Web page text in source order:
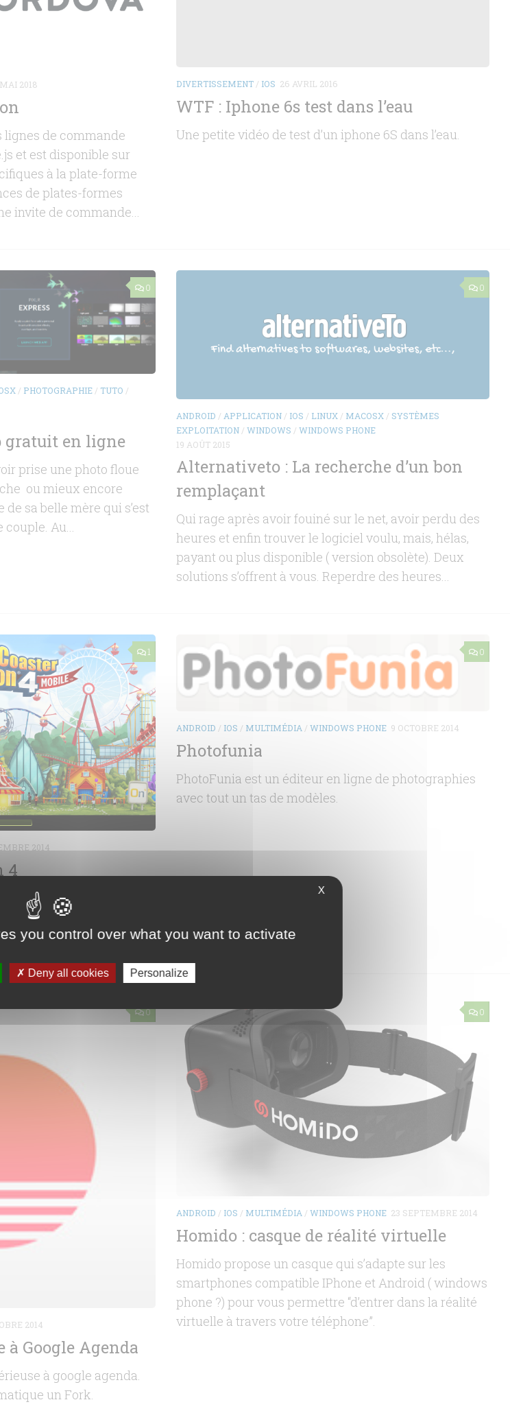
2018
lignes de commande
et est disponible sur
à la plate-forme
de plates-formes
invite de commande...
DIVERTISSEMENT / IOS 26 AVRIL 2016
WTF : Iphone 6s test dans l’eau
Une petite vidéo de test d’un iphone 6S dans l’eau.
0
/ PHOTOGRAPHIE / TUTO /
gratuit en ligne
prise une photo floue
ou mieux encore
sa belle mère qui s’est
Au...
0
ANDROID / APPLICATION / IOS / LINUX / MACOSX / SYSTÈMES
EXPLOITATION / WINDOWS / WINDOWS PHONE
19 AOÛT 2015
Alternativeto : La recherche d’un bon
remplaçant
Qui rage après avoir fouiné sur le net, avoir perdu des
heures et enfin trouver le logiciel voulu, mais, hélas,
payant ou plus disponible ( version obsolète). Deux
solutions s’offrent à vous. Reperdre des heures...
1
2014
4
tycoon revient avec
vous à vos siège,
0
ANDROID / IOS / MULTIMÉDIA / WINDOWS PHONE 9 OCTOBRE 2014
Photofunia
PhotoFunia est un éditeur en ligne de photographies
avec tout un tas de modèles.
0
2014
à Google Agenda
à google agenda.
un Fork.
0
ANDROID / IOS / MULTIMÉDIA / WINDOWS PHONE 23 SEPTEMBRE 2014
Homido : casque de réalité virtuelle
Homido propose un casque qui s’adapte sur les
smartphones compatible IPhone et Android ( windows
phone ?) pour vous permettre “d’entrer dans la réalité
virtuelle à travers votre téléphone”.
X
you control over what you want to activate
Deny all cookies Personalize